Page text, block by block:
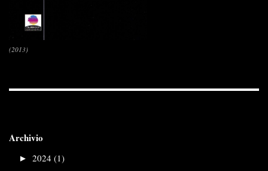
(2013)
Archivio
► 2024 (1)